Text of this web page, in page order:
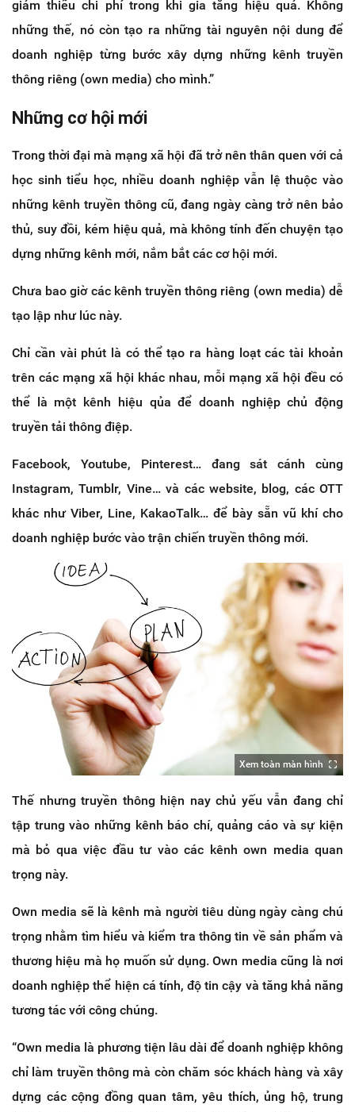
giảm thiểu chi phí trong khi gia tăng hiệu quả. Không
những thế, nó còn tạo ra những tài nguyên nội dung để
doanh nghiệp từng bước xây dựng những kênh truyền
thông riêng (own media) cho mình.”
Những cơ hội mới
Trong thời đại mà mạng xã hội đã trở nên thân quen với cả
học sinh tiểu học, nhiều doanh nghiệp vẫn lệ thuộc vào
những kênh truyền thông cũ, đang ngày càng trở nên bảo
thủ, suy đồi, kém hiệu quả, mà không tính đến chuyện tạo
dựng những kênh mới, nắm bắt các cơ hội mới.
Chưa bao giờ các kênh truyền thông riêng (own media) dễ
tạo lập như lúc này.
Chỉ cần vài phút là có thể tạo ra hàng loạt các tài khoản
trên các mạng xã hội khác nhau, mỗi mạng xã hội đều có
thể là một kênh hiệu qủa để doanh nghiệp chủ động
truyền tải thông điệp.
Facebook, Youtube, Pinterest… đang sát cánh cùng
Instagram, Tumblr, Vine… và các website, blog, các OTT
khác như Viber, Line, KakaoTalk… để bày sẵn vũ khí cho
doanh nghiệp bước vào trận chiến truyền thông mới.
Xem toàn màn hình
Thế nhưng truyền thông hiện nay chủ yếu vẫn đang chỉ
tập trung vào những kênh báo chí, quảng cáo và sự kiện
mà bỏ qua việc đầu tư vào các kênh own media quan
trọng này.
Own media sẽ là kênh mà người tiêu dùng ngày càng chú
trọng nhằm tìm hiểu và kiểm tra thông tin về sản phẩm và
thương hiệu mà họ muốn sử dụng. Own media cũng là nơi
doanh nghiệp thể hiện cá tính, độ tin cậy và tăng khả năng
tương tác với công chúng.
“Own media là phương tiện lâu dài để doanh nghiệp không
chỉ làm truyền thông mà còn chăm sóc khách hàng và xây
dựng các cộng đồng quan tâm, yêu thích, ủng hộ, trung